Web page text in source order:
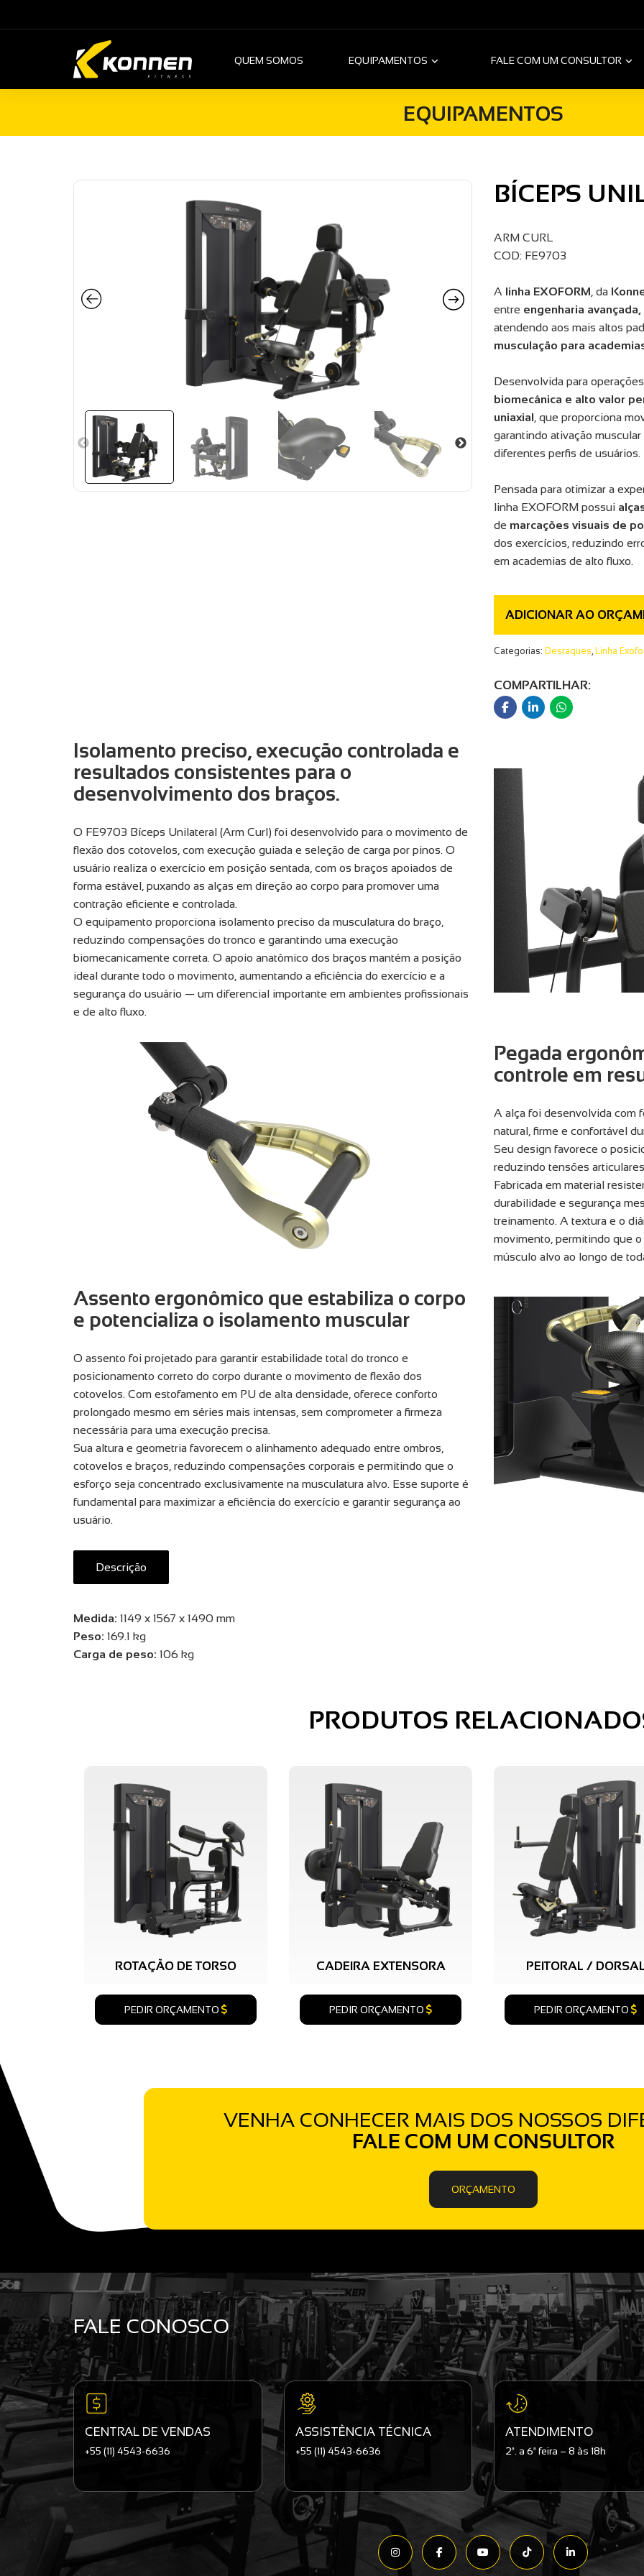
QUEM SOMOS EQUIPAMENTOS FALE COM UM CONSULTOR
EQUIPAMENTOS
BÍCEPS
ARM CURL
COD: FE9703
A linha EXOFORM , da
entre engenharia
atendendo aos mais altos
musculação para
Desenvolvida para
biomecânica e alto valor
uniaxial , que proporciona
garantindo ativação
diferentes perfis de usuários.
Pensada para otimizar a
linha EXOFORM possui
de marcações visuais de
dos exercícios, reduzindo
em academias de alto fluxo.
ADICIONAR AO
Categorias: Destaques, Linha
COMPARTILHAR:
Isolamento preciso, execução controlada e
resultados consistentes para o
desenvolvimento dos braços.
O FE9703 Bíceps Unilateral (Arm Curl) foi desenvolvido para o movimento de
flexão dos cotovelos, com execução guiada e seleção de carga por pinos. O
usuário realiza o exercício em posição sentada, com os braços apoiados de
forma estável, puxando as alças em direção ao corpo para promover uma
contração eficiente e controlada.
O equipamento proporciona isolamento preciso da musculatura do braço,
reduzindo compensações do tronco e garantindo uma execução
biomecanicamente correta. O apoio anatômico dos braços mantém a posição
ideal durante todo o movimento, aumentando a eficiência do exercício e a
segurança do usuário — um diferencial importante em ambientes profissionais
e de alto fluxo.
Pegada
controle em
A alça foi desenvolvida com
natural, firme e confortável
Seu design favorece o
reduzindo tensões
Fabricada em material
durabilidade e segurança
treinamento. A textura e o
movimento, permitindo que
músculo alvo ao longo de
Assento ergonômico que estabiliza o corpo
e potencializa o isolamento muscular
O assento foi projetado para garantir estabilidade total do tronco e
posicionamento correto do corpo durante o movimento de flexão dos
cotovelos. Com estofamento em PU de alta densidade, oferece conforto
prolongado mesmo em séries mais intensas, sem comprometer a firmeza
necessária para uma execução precisa.
Sua altura e geometria favorecem o alinhamento adequado entre ombros,
cotovelos e braços, reduzindo compensações corporais e permitindo que o
esforço seja concentrado exclusivamente na musculatura alvo. Esse suporte é
fundamental para maximizar a eficiência do exercício e garantir segurança ao
usuário.
Descrição
Medida: 1149 x 1567 x 1490 mm
Peso: 169.1 kg
Carga de peso: 106 kg
PRODUTOS
ROTAÇÃO DE TORSO
PEDIR ORÇAMENTO
CADEIRA EXTENSORA
PEDIR ORÇAMENTO
PEITORAL /
PEDIR ORÇAMENTO
VENHA CONHECER MAIS DOS NOSSOS
FALE COM UM CONSULTOR
ORÇAMENTO
FALE CONOSCO
CENTRAL DE VENDAS
+55 (11) 4543-6636
ASSISTÊNCIA TÉCNICA
+55 (11) 4543-6636
ATENDIMENTO
2ª. a 6ª feira – 8 às 18h